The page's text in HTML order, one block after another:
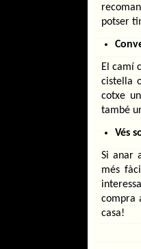
potser
El camí
cistella
cotxe
també
Vés
Si anar
més
compra
casa!